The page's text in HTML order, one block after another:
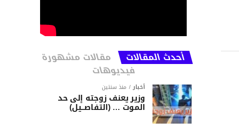
أحدث المقالات مقالات مشهورة
فيديوهات
أخبار منذ سنتين
وزير يعنف زوجته إلى حد
الموت … (التفاصــيل)